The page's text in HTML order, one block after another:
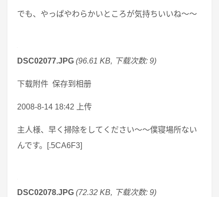
でも、やっぱやわらかいところが気持ちいいね～～
DSC02077.JPG (96.61 KB, 下载次数: 9)
下载附件 保存到相册
2008-8-14 18:42 上传
主人様、早く掃除をしてください～～僕寝場所ない
んです。[.5CA6F3]
DSC02078.JPG (72.32 KB, 下载次数: 9)